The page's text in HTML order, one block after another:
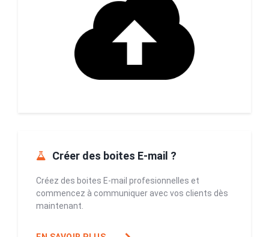
Créer des boites E-mail ?
Créez des boites E-mail profesionnelles et
commencez à communiquer avec vos clients dès
maintenant.